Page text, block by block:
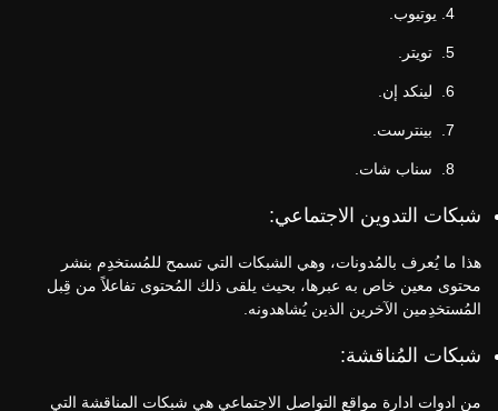
يوتيوب.
تويتر.
لينكد إن.
بينترست.
سناب شات.
شبكات التدوين الاجتماعي:
هذا ما يُعرف بالمُدونات، وهي الشبكات التي تسمح للمُستخدِم بنشر
محتوى معين خاص به عبرها، بحيث يلقى ذلك المُحتوى تفاعلاً من قِبل
المُستخدِمين الآخرين الذين يُشاهدونه.
شبكات المُناقشة:
من ادوات ادارة مواقع التواصل الاجتماعي هي شبكات المناقشة التي